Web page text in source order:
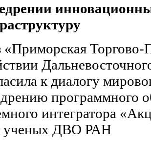
к диалогу
программного
интегратора
ученых ДВО РАН